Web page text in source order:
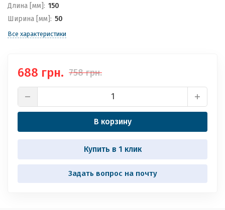
Длина [мм]: 150
Ширина [мм]: 50
Все характеристики
688 грн. 758 грн.
В корзину
Купить в 1 клик
Задать вопрос на почту